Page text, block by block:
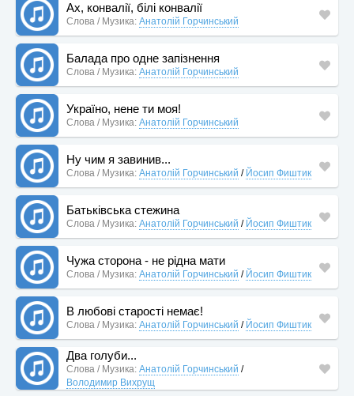
Ах, конвалії, білі конвалії
Слова / Музика: Анатолій Горчинський
Балада про одне запізнення
Слова / Музика: Анатолій Горчинський
Україно, нене ти моя!
Слова / Музика: Анатолій Горчинський
Ну чим я завинив...
Слова / Музика: Анатолій Горчинський / Йосип Фиштик
Батьківська стежина
Слова / Музика: Анатолій Горчинський / Йосип Фиштик
Чужа сторона - не рідна мати
Слова / Музика: Анатолій Горчинський / Йосип Фиштик
В любові старості немає!
Слова / Музика: Анатолій Горчинський / Йосип Фиштик
Два голуби...
Слова / Музика: Анатолій Горчинський /
Володимир Вихрущ